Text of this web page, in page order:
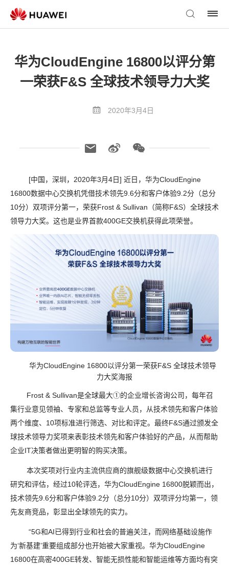
华为CloudEngine 16800以评分第
一荣获F&S 全球技术领导力大奖
2020年3月4日
[中国，深圳， 2020年3月4日] 近日，华为CloudEngine
16800数据中心交换机凭借技术领先9.6分和客户体验9.2分（总分
10分）双项评分第一，荣获Frost & Sullivan （简称F&S）全球技术
领导力大奖。这也是业界首款400GE交换机获得此项荣誉。
华为CloudEngine 16800以评分第一荣获F&S 全球技术领导
力大奖海报
Frost & Sullivan是全球最大①的企业增长咨询公司，每年召
集行业意见领袖、专家和总监等专业人员，从技术领先和客户体验
两个维度、 10项标准进行筛选、对比和评定。最终F&S通过颁发全
球技术领导力奖项来表彰技术领先和客户体验好的产品，从而帮助
企业IT决策者做出更明智的购买决策。
本次奖项对行业内主流供应商的旗舰级数据中心交换机进行
研究和评估，经过10轮评选，华为CloudEngine 16800脱颖而出，
技术领先9.6分和客户体验9.2分（总分10分）双项评分均第一，领
先友商竞品，彰显出全球领先的实力。
“5G和AI已得到行业和社会的普遍关注，而网络基础设施作
为‘新基建’重要组成部分也开始被大家重视。华为CloudEngine
16800在高密400GE转发、智能无损性能和智能运维等方面均有突